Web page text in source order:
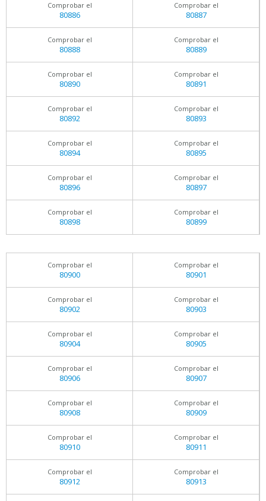
Comprobar el
80886
Comprobar el
80887
Comprobar el
80888
Comprobar el
80889
Comprobar el
80890
Comprobar el
80891
Comprobar el
80892
Comprobar el
80893
Comprobar el
80894
Comprobar el
80895
Comprobar el
80896
Comprobar el
80897
Comprobar el
80898
Comprobar el
80899
Comprobar el
80900
Comprobar el
80901
Comprobar el
80902
Comprobar el
80903
Comprobar el
80904
Comprobar el
80905
Comprobar el
80906
Comprobar el
80907
Comprobar el
80908
Comprobar el
80909
Comprobar el
80910
Comprobar el
80911
Comprobar el
80912
Comprobar el
80913